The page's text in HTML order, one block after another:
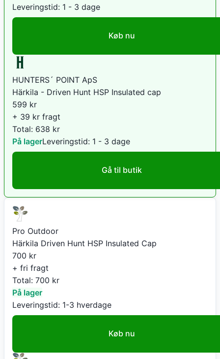
Leveringstid: 1 - 3 dage
Køb nu
HUNTERS´ POINT ApS
Härkila - Driven Hunt HSP Insulated cap
599 kr
+ 39 kr fragt
Total: 638 kr
På lagerLeveringstid: 1 - 3 dage
Gå til butik
Pro Outdoor
Härkila Driven Hunt HSP Insulated Cap
700 kr
+ fri fragt
Total: 700 kr
På lager
Leveringstid: 1-3 hverdage
Køb nu